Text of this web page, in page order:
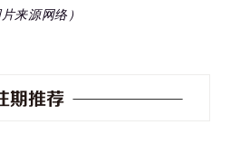
片来源网络）